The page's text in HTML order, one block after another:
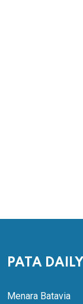
PATA DAILY
Menara Batavia